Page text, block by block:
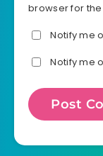
browser for
Notify me
Notify me